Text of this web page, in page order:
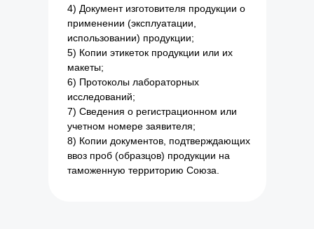
4) Документ изготовителя продукции о
применении (эксплуатации,
использовании) продукции;
5) Копии этикеток продукции или их
макеты;
6) Протоколы лабораторных
исследований;
7) Сведения о регистрационном или
учетном номере заявителя;
8) Копии документов, подтверждающих
ввоз проб (образцов) продукции на
таможенную территорию Союза.